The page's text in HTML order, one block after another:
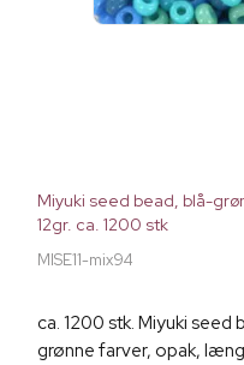
Miyuki seed bead, blå-
12gr. ca. 1200 stk
MISE11-mix94
ca. 1200 stk. Miyuki
grønne farver, opak,